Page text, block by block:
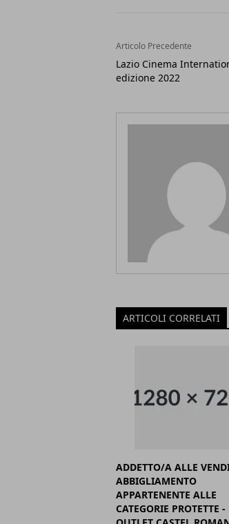
Articolo Precedente
Lazio Cinema
edizione 2022
ARTICOLI CORRELATI
ADDETTO/A ALLE
ABBIGLIAMENTO
APPARTENENTE ALLE
CATEGORIE PROTETTE -